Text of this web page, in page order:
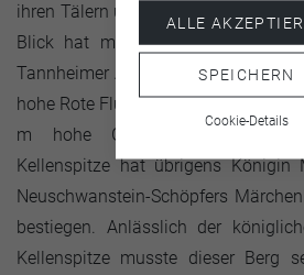
ihren Tälern und prächtigen Bergen.
Blick hat man von hier auf die
Tannheimer Alpen: den 2173 m
hohe Rote Flüh, die 2238 m hohe
m hohe Gehrenspitze. Die
Kellenspitze hat übrigens Königin
Neuschwanstein-Schöpfers
bestiegen. Anlässlich der
Kellenspitze musste dieser Berg
ALLE
SPEICHERN
Cookie-Details